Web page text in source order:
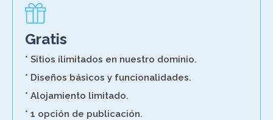
Gratis
* Sitios ilimitados en nuestro dominio.
* Diseños básicos y funcionalidades.
* Alojamiento limitado.
* 1 opción de publicación.